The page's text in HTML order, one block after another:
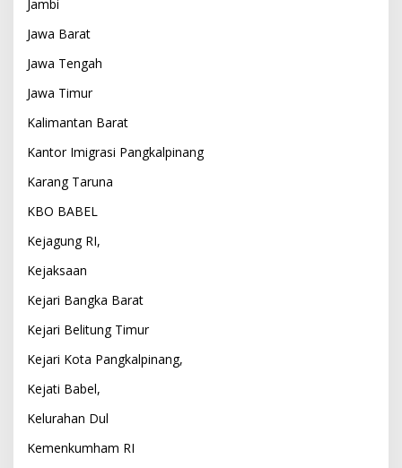
Jambi
Jawa Barat
Jawa Tengah
Jawa Timur
Kalimantan Barat
Kantor Imigrasi Pangkalpinang
Karang Taruna
KBO BABEL
Kejagung RI,
Kejaksaan
Kejari Bangka Barat
Kejari Belitung Timur
Kejari Kota Pangkalpinang,
Kejati Babel,
Kelurahan Dul
Kemenkumham RI